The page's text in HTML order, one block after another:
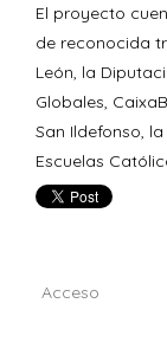
El proyecto
de reconocida
León, la
Globales,
San Ildefonso,
Escuelas
Acceso